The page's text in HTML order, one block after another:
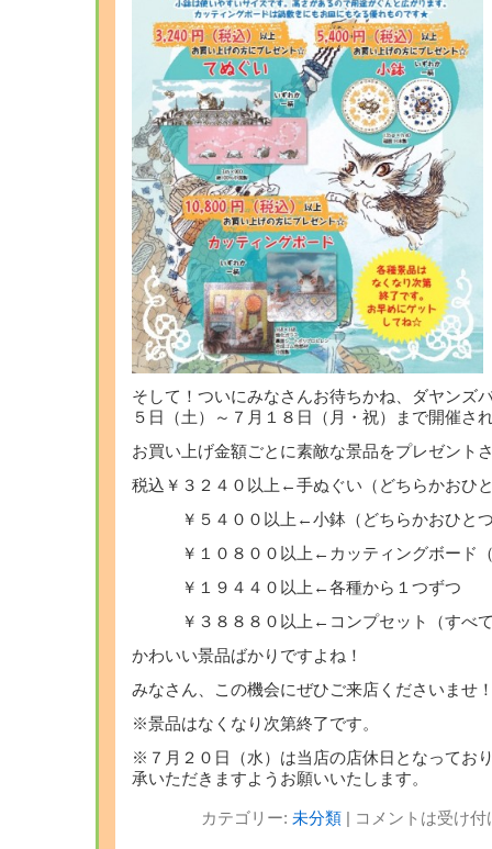
そして！ついにみなさんお待ちかね、ダヤンズ
５日（土）～７月１８日（月・祝）まで開催さ
お買い上げ金額ごとに素敵な景品をプレゼント
税込￥３２４０以上←手ぬぐい（どちらかおひ
￥５４００以上←小鉢（どちらかおひと
￥１０８００以上←カッティングボード（
￥１９４４０以上←各種から１つずつ
￥３８８８０以上←コンプセット（すべて
かわいい景品ばかりですよね！
みなさん、この機会にぜひご来店くださいませ
※景品はなくなり次第終了です。
※７月２０日（水）は当店の店休日となってお
承いただきますようお願いいたします。
カテゴリー: 未分類| コメントは受け